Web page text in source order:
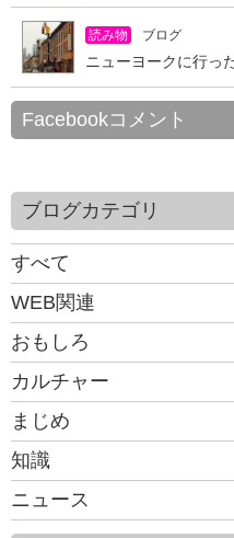
読み物 ブログ
Facebookコメント
ブログカテゴリ
すべて
WEB関連
おもしろ
カルチャー
まじめ
知識
ニュース